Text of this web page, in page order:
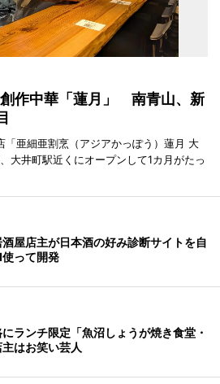
作中華「蓮月」 南青山、新
「亜細亜割烹（アジアかっぽう）蓮月 大
大井町駅近くにオープンして1カ月がたっ
屋店主が日本酒の好み診断サイトを自
って開発
ランチ限定「魚沼しょうが焼き食堂・
はお笑い芸人